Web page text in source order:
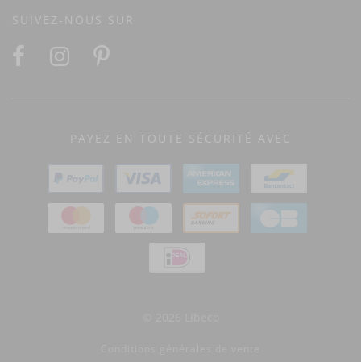
SUIVEZ-NOUS SUR
PAYEZ EN TOUTE SÉCURITÉ AVEC